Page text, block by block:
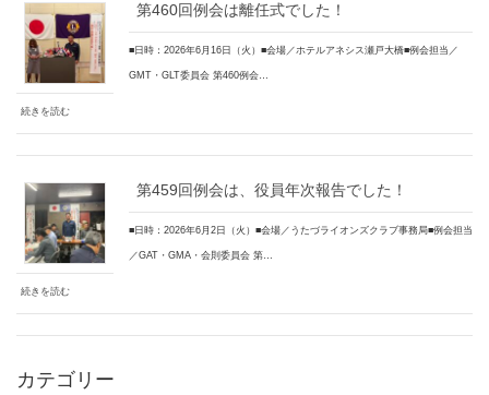
第460回例会は離任式でした！
■日時：2026年6月16日（火）■会場／ホテルアネシス瀬戸大橋■例会担当／
GMT・GLT委員会 第460例会…
続きを読む
第459回例会は、役員年次報告でした！
■日時：2026年6月2日（火）■会場／うたづライオンズクラブ事務局■例会担当
／GAT・GMA・会則委員会 第…
続きを読む
カテゴリー